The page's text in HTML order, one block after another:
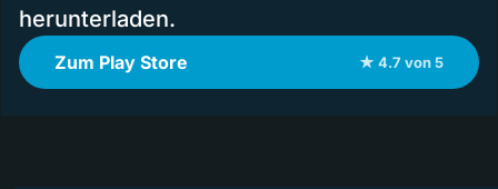
herunterladen.
Zum Play Store ★ 4.7 von 5